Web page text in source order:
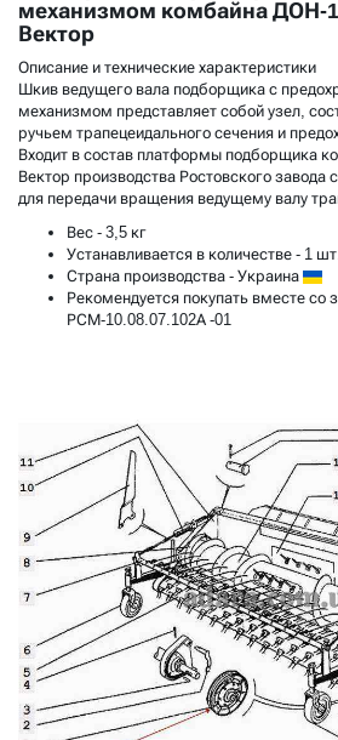
механизмом комбайна ДОН-
Вектор
Описание и технические характеристики
Шкив ведущего вала подборщика с
механизмом представляет собой узел,
ручьем трапецеидального сечения и
Входит в состав платформы подборщика
Вектор производства Ростовского
для передачи вращения ведущему валу
Вес - 3,5 кг
Устанавливается в количестве - 1
Страна производства - Украина
Рекомендуется покупать вместе со
РСМ-10.08.07.102А -01